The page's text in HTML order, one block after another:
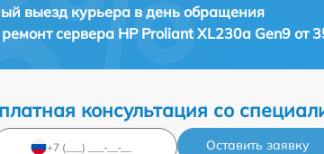
выезд курьера в день обращения
сервера HP Proliant XL230a Gen9 от
консультация со
Оставить заявку